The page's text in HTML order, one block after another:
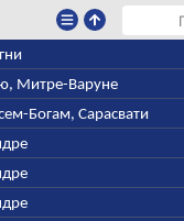
Митре-Варуне
Богам, Сарасвати